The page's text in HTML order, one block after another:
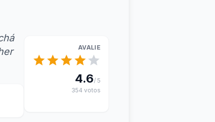
AVALIE
4.6/ 5
354 votos